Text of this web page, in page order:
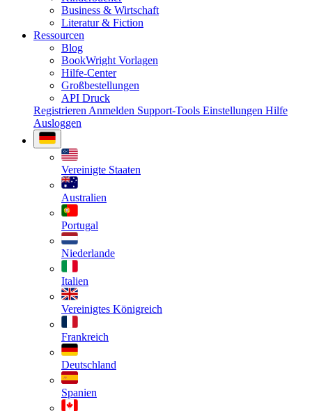
Business & Wirtschaft
Literatur & Fiction
Ressourcen
Blog
BookWright Vorlagen
Hilfe-Center
Großbestellungen
API Druck
Registrieren Anmelden Support-Tools Einstellungen Hilfe
Ausloggen
Vereinigte Staaten
Australien
Portugal
Niederlande
Italien
Vereinigtes Königreich
Frankreich
Deutschland
Spanien